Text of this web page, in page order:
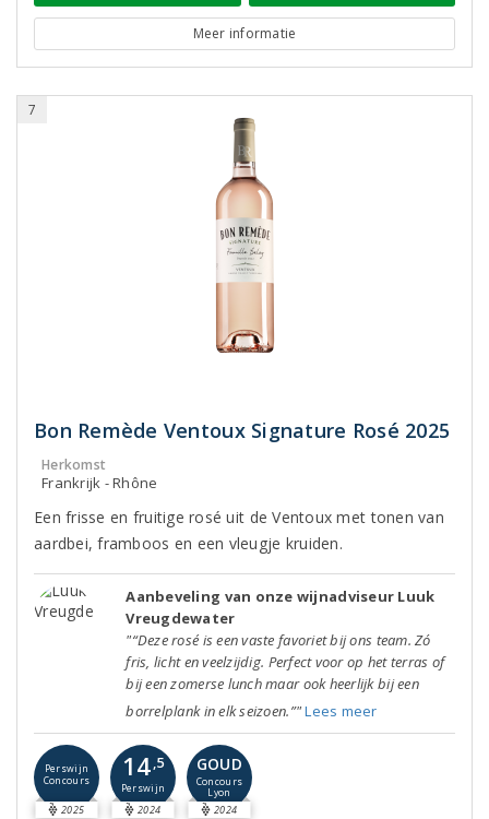
Meer informatie
7
Bon Remède Ventoux Signature Rosé 2025
Herkomst
Frankrijk - Rhône
Een frisse en fruitige rosé uit de Ventoux met tonen van
aardbei, framboos en een vleugje kruiden.
Aanbeveling van onze wijnadviseur Luuk
Vreugdewater
"“Deze rosé is een vaste favoriet bij ons team. Zó
fris, licht en veelzijdig. Perfect voor op het terras of
bij een zomerse lunch maar ook heerlijk bij een
borrelplank in elk seizoen.”"Lees meer
Perswijn
Concours
2025
14,5
Perswijn
2024
GOUD
Concours
Lyon
2024